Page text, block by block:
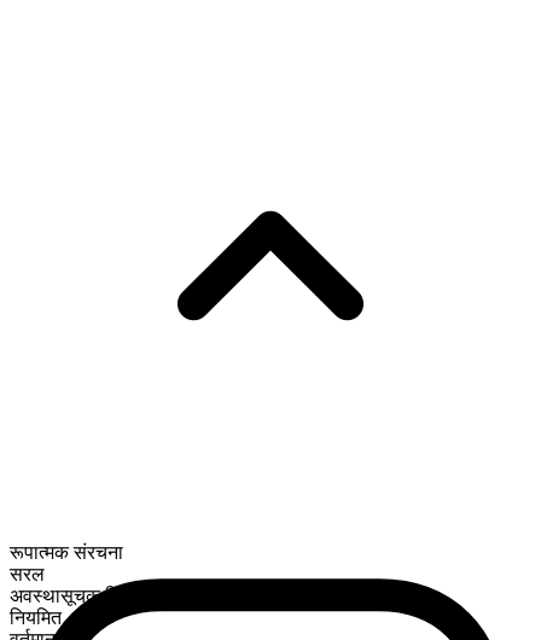
रूपात्मक संरचना
सरल
अवस्थासूचक क्रिया
नियमित